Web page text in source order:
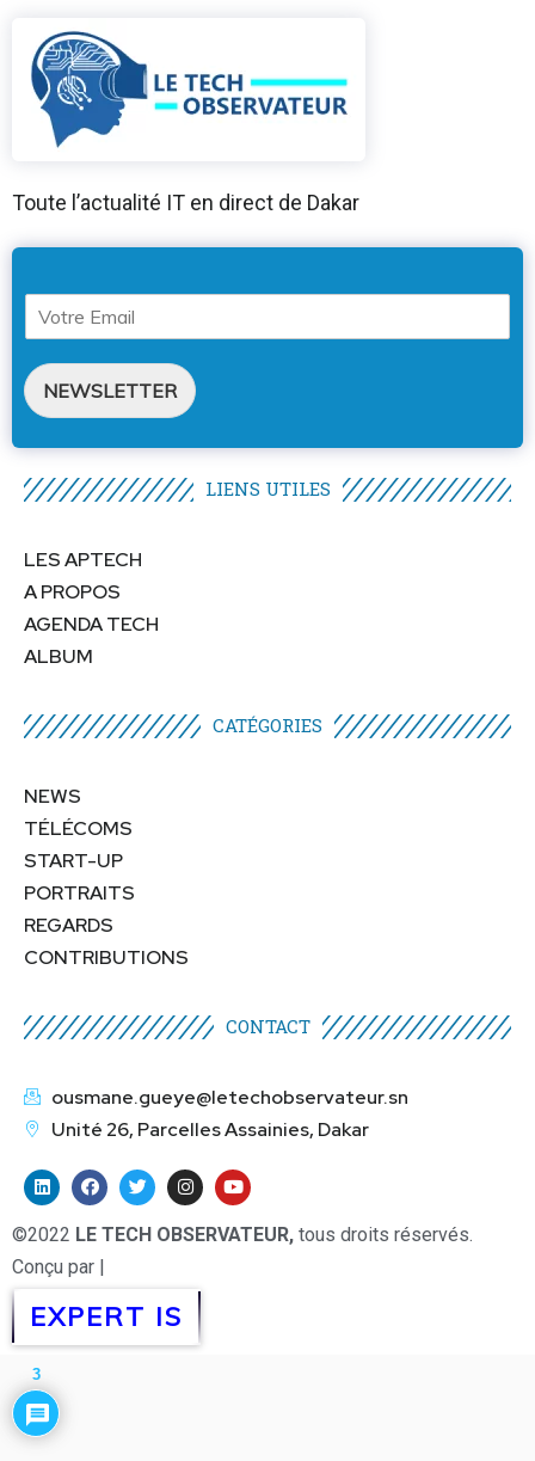
Toute l’actualité IT en direct de Dakar
NEWSLETTER
LIENS UTILES​
LES APTECH
A PROPOS
AGENDA TECH
ALBUM
CATÉGORIES​
NEWS
TÉLÉCOMS
START-UP
PORTRAITS
REGARDS
CONTRIBUTIONS
CONTACT
ousmane.gueye@letechobservateur.sn
Unité 26, Parcelles Assainies, Dakar
©2022 LE TECH OBSERVATEUR, tous droits réservés.
Conçu par |
EXPERT IS
3